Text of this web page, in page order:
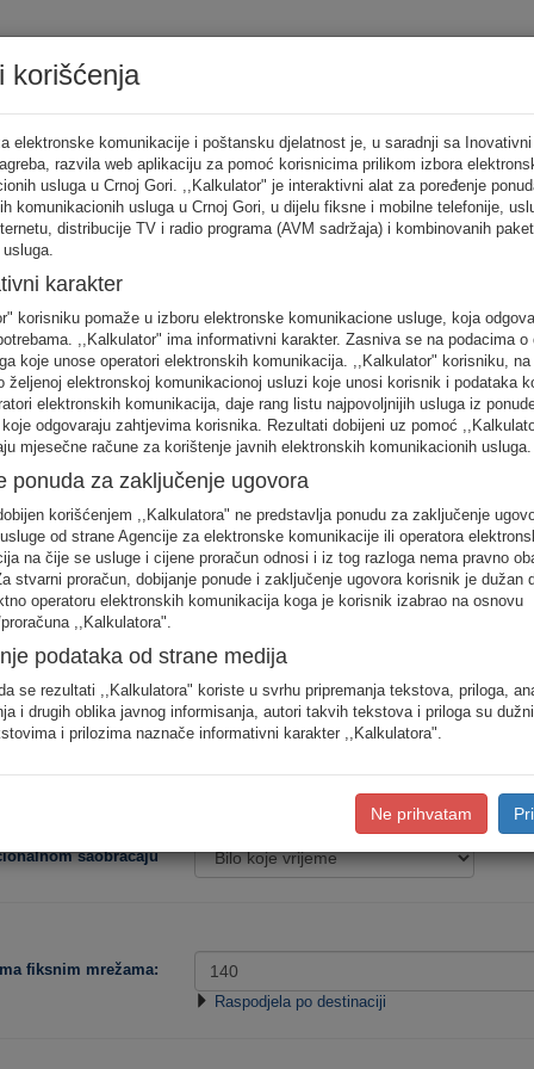
sva
FIKSNA
telefonija
MOBILNA
telefonija
INTERNET
usluge
unos raspodjela saobraćaja je usklađena s ponašanjem karakterističnog
saobraćaja prema konkretnim destinacijama, koristite detaljan unos
Procjena
Niska
saobraćaju
fiksnim mrežama:
Raspodjela po destinaciji
korišćenja
elektronske komunikacije i poštansku djelatnost je, u saradnji sa Inovativni
razvila web aplikaciju za pomoć korisnicima prilikom izbora
usluga u Crnoj Gori. ,,Kalkulator" je interaktivni alat za poređenje
komunikacionih usluga u Crnoj Gori, u dijelu fiksne i mobilne telefonije,
distribucije TV i radio programa (AVM sadržaja) i kombinovanih
karakter
korisniku pomaže u izboru elektronske komunikacione usluge, koja
,,Kalkulator" ima informativni karakter. Zasniva se na podacima o
koje unose operatori elektronskih komunikacija. ,,Kalkulator" korisniku,
željenoj elektronskoj komunikacionoj usluzi koje unosi korisnik i podataka
elektronskih komunikacija, daje rang listu najpovoljnijih usluga iz
odgovaraju zahtjevima korisnika. Rezultati dobijeni uz pomoć
mjesečne račune za korištenje javnih elektronskih komunikacionih usluga.
ponuda za zaključenje ugovora
korišćenjem ,,Kalkulatora" ne predstavlja ponudu za zaključenje
od strane Agencije za elektronske komunikacije ili operatora
na čije se usluge i cijene proračun odnosi i iz tog razloga nema pravno
stvarni proračun, dobijanje ponude i zaključenje ugovora korisnik je dužan
operatoru elektronskih komunikacija koga je korisnik izabrao na osnovu
,,Kalkulatora".
podataka od strane medija
se rezultati ,,Kalkulatora" koriste u svrhu pripremanja tekstova, priloga,
i drugih oblika javnog informisanja, autori takvih tekstova i priloga su
i prilozima naznače informativni karakter ,,Kalkulatora".
Ne prihvatam